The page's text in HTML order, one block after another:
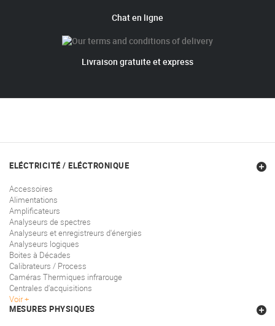
Chat en ligne
Livraison gratuite et express
ELÉCTRICITÉ / ELÉCTRONIQUE
Accessoires
Alimentations
Amplificateurs
Analyseurs de spectres
Analyseurs et enregistreurs d'énergies
Analyseurs logiques
Boites à Décades
Calibrateurs / Process
Caméras Thermiques infrarouge
Centrales d'acquisitions
Voir
MESURES PHYSIQUES